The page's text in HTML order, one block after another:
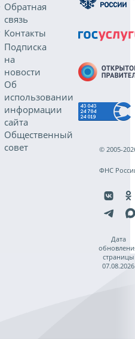
Обратная
связь
Контакты
Подписка
на
новости
Об
использовании
информации
сайта
Общественный
совет
© 2005-
ФНС
Дата
страницы
07.08.2026